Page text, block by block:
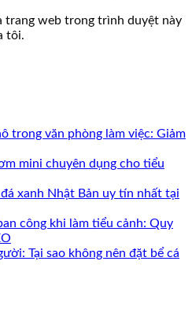
trang web trong trình duyệt này
tôi.
trong văn phòng làm việc: Giảm
mini chuyên dụng cho tiểu
xanh Nhật Bản uy tín nhất tại
công khi làm tiểu cảnh: Quy
Tại sao không nên đặt bể cá